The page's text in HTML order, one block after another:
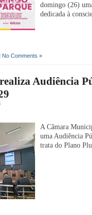
domingo (26)
dedicada à
No Comments »
Audiência
A Câmara
uma Audiência
trata do Plano